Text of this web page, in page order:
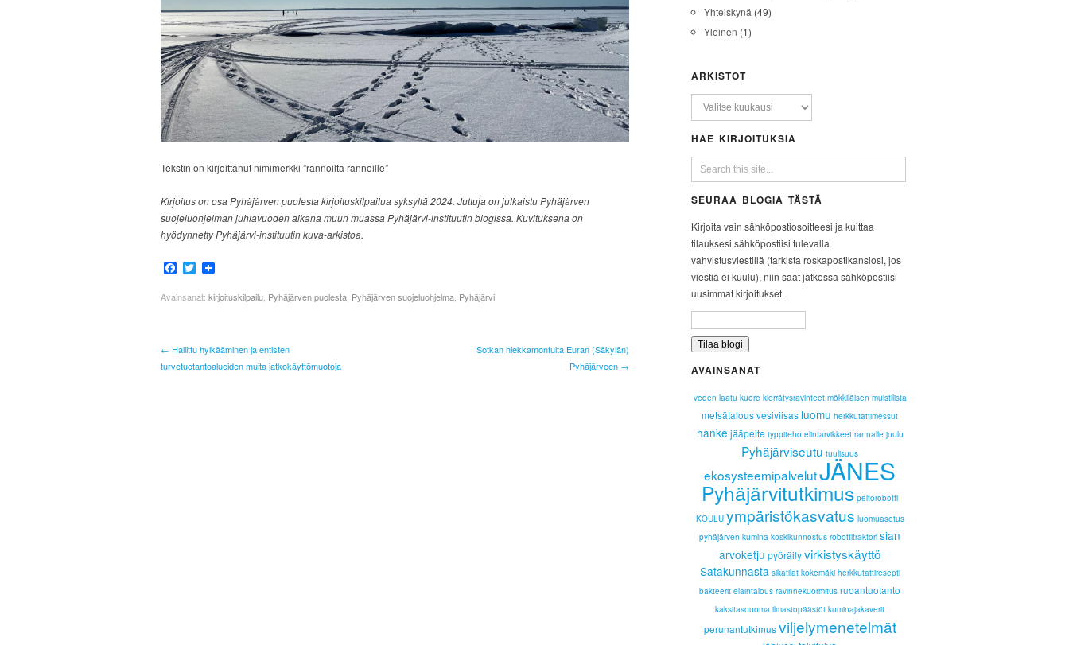
Tekstin on kirjoittanut nimimerkki ”rannoilta rannoille”
Kirjoitus on osa Pyhäjärven puolesta kirjoituskilpailua syksyllä 2024. Juttuja on julkaistu Pyhäjärven
suojeluohjelman juhlavuoden aikana muun muassa Pyhäjärvi-instituutin blogissa. Kuvituksena on
hyödynnetty Pyhäjärvi-instituutin kuva-arkistoa.
Facebook
Twitter
Avainsanat: kirjoituskilpailu, Pyhäjärven puolesta, Pyhäjärven suojeluohjelma, Pyhäjärvi
← Hallittu hylkääminen ja entisten
turvetuotantoalueiden muita jatkokäyttömuotoja
Sotkan hiekkamontulta Euran (Säkylän)
Pyhäjärveen →
Yhteiskynä (49)
Yleinen (1)
ARKISTOT
HAE KIRJOITUKSIA
SEURAA BLOGIA TÄSTÄ
Kirjoita vain sähköpostiosoitteesi ja kuittaa
tilauksesi sähköpostiisi tulevalla
vahvistusviestillä (tarkista roskapostikansiosi, jos
viestiä ei kuulu), niin saat jatkossa sähköpostiisi
uusimmat kirjoitukset.
AVAINSANAT
veden laatu kuore kierrätysravinteet mökkiläisen muistilista
metsätalousvesiviisas luomu herkkutattimessut
hanke jääpeite typpiteho elintarvikkeet rannalle joulu
Pyhäjärviseutu tuulisuus
ekosysteemipalvelutJÄNES
Pyhäjärvitutkimus peltorobotti
KOULU ympäristökasvatus luomuasetus
pyhäjärven kumina koskikunnostus robottitraktori sian
arvoketju pyöräilyvirkistyskäyttö
Satakunnasta sikatilat kokemäki herkkutattiresepti
bakteerit eläintalous ravinnekuormitus ruoantuotanto
kaksitasouoma ilmastopäästöt kuminajakaverit
perunantutkimusviljelymenetelmät